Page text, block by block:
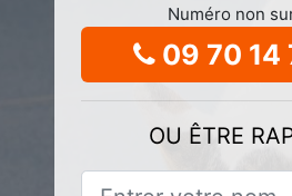
Numéro non
09 70 14
OU ÊTRE